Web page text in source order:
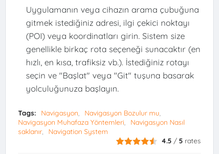
Uygulamanın veya cihazın arama çubuğuna
gitmek istediğiniz adresi, ilgi çekici noktayı
(POI) veya koordinatları girin. Sistem size
genellikle birkaç rota seçeneği sunacaktır (en
hızlı, en kısa, trafiksiz vb.). İstediğiniz rotayı
seçin ve "Başlat" veya "Git" tuşuna basarak
yolculuğunuza başlayın.
Tags: Navigasyon
Navigasyon Bozulur mu
Navigasyon Muhafaza Yöntemleri
Navigasyon Nasıl
saklanır
Navigation System
4.5 /5 rates